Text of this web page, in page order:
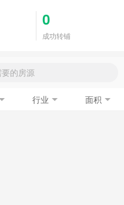
0
成功转铺
行业 面积